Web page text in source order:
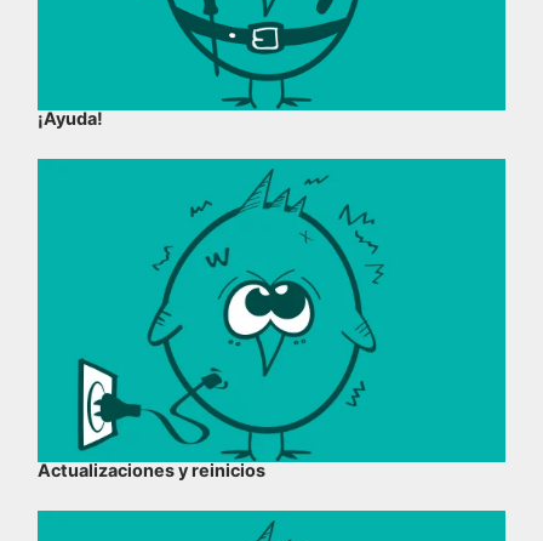
¡Ayuda!
Actualizaciones y reinicios